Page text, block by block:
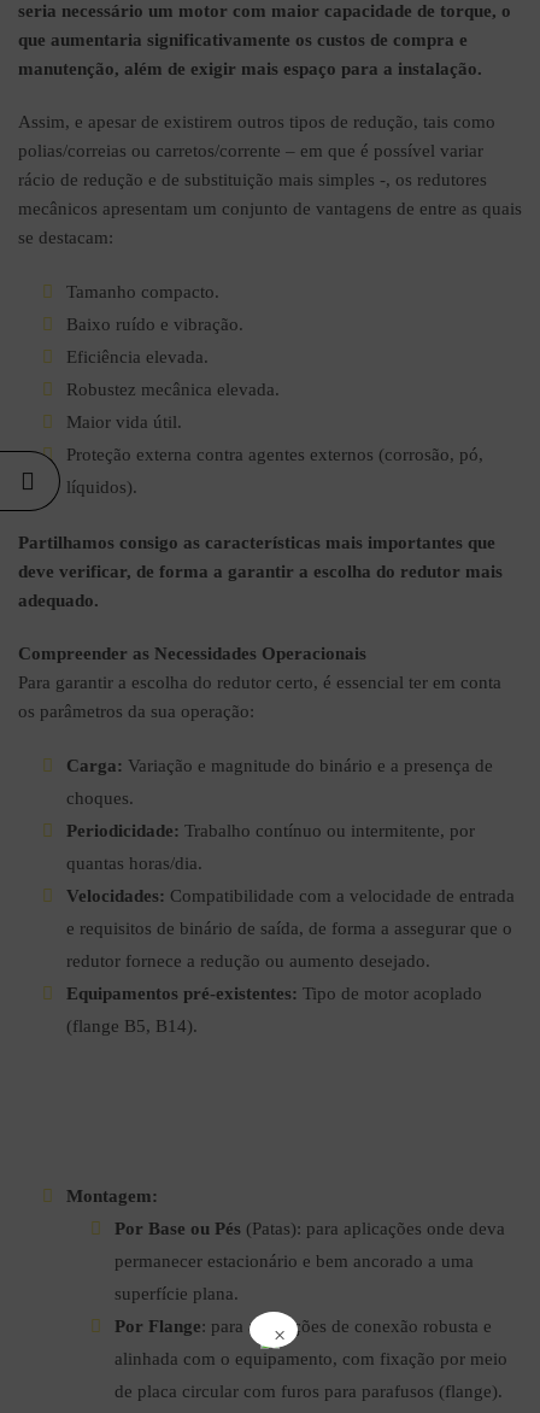
seria necessário um motor com maior capacidade de torque, o
que aumentaria significativamente os custos de compra e
manutenção, além de exigir mais espaço para a instalação.
Assim, e apesar de existirem outros tipos de redução, tais como
polias/correias ou carretos/corrente – em que é possível variar
rácio de redução e de substituição mais simples -, os redutores
mecânicos apresentam um conjunto de vantagens de entre as quais
se destacam:
Tamanho compacto.
Baixo ruído e vibração.
Eficiência elevada.
Robustez mecânica elevada.
Maior vida útil.
Proteção externa contra agentes externos (corrosão, pó,
líquidos).
Partilhamos consigo as características mais importantes que
deve verificar, de forma a garantir a escolha do redutor mais
adequado.
Compreender as Necessidades Operacionais
Para garantir a escolha do redutor certo, é essencial ter em conta
os parâmetros da sua operação:
Carga: Variação e magnitude do binário e a presença de
choques.
Periodicidade: Trabalho contínuo ou intermitente, por
quantas horas/dia.
Velocidades: Compatibilidade com a velocidade de entrada
e requisitos de binário de saída, de forma a assegurar que o
redutor fornece a redução ou aumento desejado.
Equipamentos pré-existentes: Tipo de motor acoplado
(flange B5, B14).
Montagem:
Por Base ou Pés (Patas): para aplicações onde deva
permanecer estacionário e bem ancorado a uma
superfície plana.
Por Flange: para aplicações de conexão robusta e
alinhada com o equipamento, com fixação por meio
de placa circular com furos para parafusos (flange).
CASE STUDY –
DE UMA SOLUÇÃO
OTIMIZADA NO
SETOR DAS
ARGAMASSAS
Comments
SUBSTITUIÇÃO
DE MOTORES
ELÉTRICOS
ESPECIAIS EM
EVAPORAÇÃO
12 de Janeiro,
Comments
×